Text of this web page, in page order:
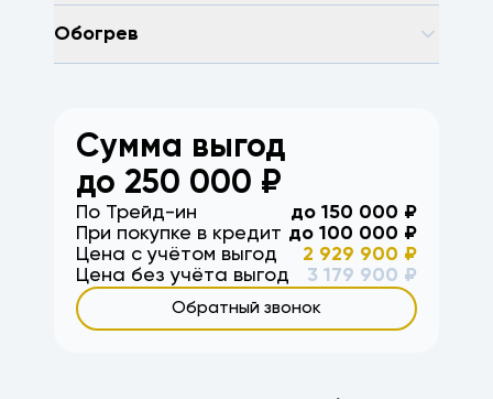
Обогрев
Сумма выгод
до 250 000 ₽
По Трейд-ин до 150 000 ₽
При покупке в кредит до 100 000 ₽
Цена с учётом выгод
2 929 900 ₽
Цена без учёта выгод
3 179 900 ₽
Обратный звонок